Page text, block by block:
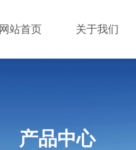
网站首页 关于我们
产品中心